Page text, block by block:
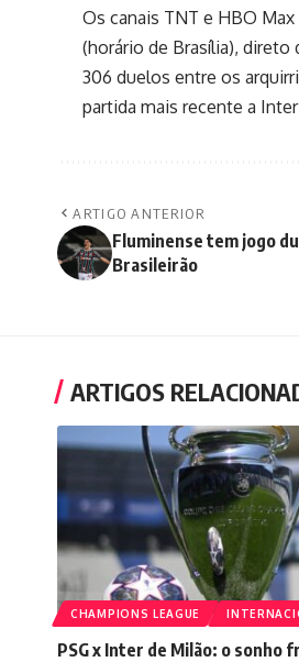
Os canais TNT e HBO
(horário de Brasília), direto
306 duelos entre os
partida mais recente a
ARTIGO ANTERIOR
Fluminense tem jogo
Brasileirão
ARTIGOS
CHAMPIONS LEAGUE
PSG x Inter de Milão: o sonho